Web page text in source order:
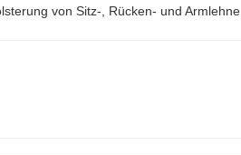
von Sitz-, Rücken- und Armlehne.